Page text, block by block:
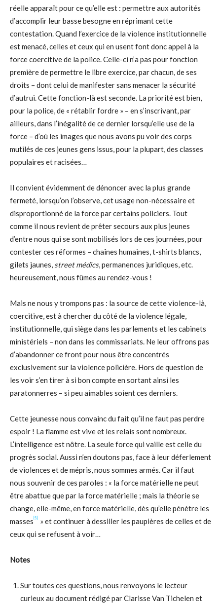
réelle apparaît pour ce qu’elle est : permettre aux autorités
d’accomplir leur basse besogne en réprimant cette
contestation. Quand l’exercice de la violence institutionnelle
est menacé, celles et ceux qui en usent font donc appel à la
force coercitive de la police. Celle-ci n’a pas pour fonction
première de permettre le libre exercice, par chacun, de ses
droits – dont celui de manifester sans menacer la sécurité
d’autrui. Cette fonction-là est seconde. La priorité est bien,
pour la police, de « rétablir l’ordre » – en s’inscrivant, par
ailleurs, dans l’inégalité de ce dernier lorsqu’elle use de la
force – d’où les images que nous avons pu voir des corps
mutilés de ces jeunes gens issus, pour la plupart, des classes
populaires et racisées…
Il convient évidemment de dénoncer avec la plus grande
fermeté, lorsqu’on l’observe, cet usage non-nécessaire et
disproportionné de la force par certains policiers. Tout
comme il nous revient de prêter secours aux plus jeunes
d’entre nous qui se sont mobilisés lors de ces journées, pour
contester ces réformes – chaînes humaines, t-shirts blancs,
gilets jaunes, street médics, permanences juridiques, etc.
heureusement, nous fûmes au rendez-vous !
Mais ne nous y trompons pas : la source de cette violence-là,
coercitive, est à chercher du côté de la violence légale,
institutionnelle, qui siège dans les parlements et les cabinets
ministériels – non dans les commissariats. Ne leur offrons pas
d’abandonner ce front pour nous être concentrés
exclusivement sur la violence policière. Hors de question de
les voir s’en tirer à si bon compte en sortant ainsi les
paratonnerres – si peu aimables soient ces derniers.
Cette jeunesse nous convainc du fait qu’il ne faut pas perdre
espoir ! La flamme est vive et les relais sont nombreux.
L’intelligence est nôtre. La seule force qui vaille est celle du
progrès social. Aussi n’en doutons pas, face à leur déferlement
de violences et de mépris, nous sommes armés. Car il faut
nous souvenir de ces paroles : « la force matérielle ne peut
être abattue que par la force matérielle ; mais la théorie se
change, elle-même, en force matérielle, dès qu’elle pénètre les
masses[5] » et continuer à dessiller les paupières de celles et de
ceux qui se refusent à voir…
Notes
Sur toutes ces questions, nous renvoyons le lecteur
curieux au document rédigé par Clarisse Van Tichelen et